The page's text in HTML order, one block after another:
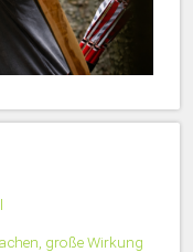
große Wirkung